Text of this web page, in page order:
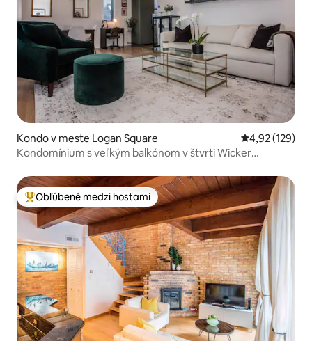
Kondo v meste Logan Square Priemerné
4,92 (129)
Kondomínium s veľkým balkónom v štvrti Wicker
Najobľúbenejšie medzi hosťami
Obľúbené medzi hosťami